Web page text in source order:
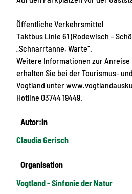
Öffentliche Verkehrsmittel
Taktbus Linie 61 (Rodewisch –
„Schnarrtanne, Warte“.
Weitere Informationen zur Anreise
erhalten Sie bei der Tourismus-
Vogtland unter
Hotline 03744 19449.
Autor:in
Claudia Gerisch
Organisation
Vogtland - Sinfonie der Natur